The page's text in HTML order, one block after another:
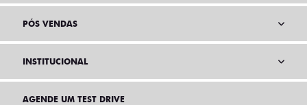
PÓS VENDAS
INSTITUCIONAL
AGENDE UM TEST DRIVE